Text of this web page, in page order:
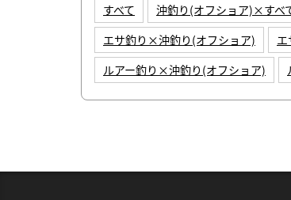
すべて 沖釣り(オフショア)×すべ
エサ釣り×沖釣り(オフショア)
ルアー釣り×沖釣り(オフショア)